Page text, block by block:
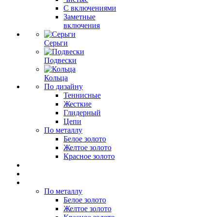
С включениями
Заметные
включения
Серьги
Подвески
Кольца
По дизайну
Теннисные
Жесткие
Глидерный
Цепи
По металлу
Белое золото
Желтое золото
Красное золото
По металлу
Белое золото
Желтое золото